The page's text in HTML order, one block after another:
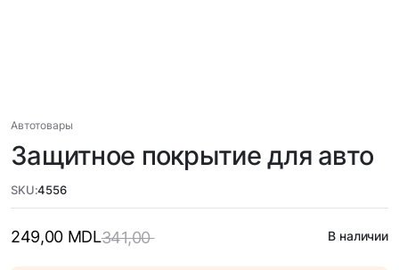
Автотовары
Защитное покрытие для авто
SKU:4556
341,00
249,00 MDL В наличии